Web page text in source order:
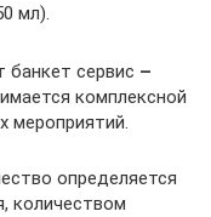
мл).
банкет сервис –
комплексной
мероприятий.
определяется
количеством